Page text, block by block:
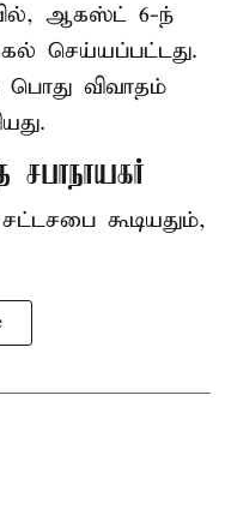
ஆகஸ்ட் 6-ந்
செய்யப்பட்டது.
விவாதம்
சபாநாயகர்
கூடியதும்,